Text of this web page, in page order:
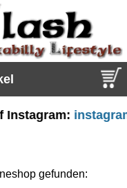
Suche
gefunden: